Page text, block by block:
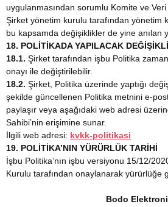
uygulanmasından sorumlu Komite ve
Şirket yönetim kurulu tarafından yönetim
bu kapsamda değişiklikler de yine anılan
18. POLİTİKADA YAPILACAK
18.1. Şirket tarafından işbu Politika
onayı ile değiştirilebilir.
18.2. Şirket, Politika üzerinde yaptığı
şekilde güncellenen Politika metnini e-
paylaşır veya aşağıdaki web adresi
Sahibi’nin erişimine sunar.
İlgili web adresi: kvkk-politikasi
19. POLİTİKA’NIN YÜRÜRLÜK TARİHİ
İşbu Politika’nın işbu versiyonu 15/12/
Kurulu tarafından onaylanarak yürürlüğe
Bodo